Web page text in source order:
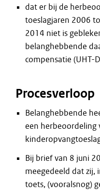
dat er bij de
toeslagjaren 2006
2014 niet is
belanghebbende
compensatie (UHT-
Procesverloop
Belanghebbende
een herbeoordeling
Bij brief van 8 juni
meegedeeld dat zij,
toets, (vooralsnog)